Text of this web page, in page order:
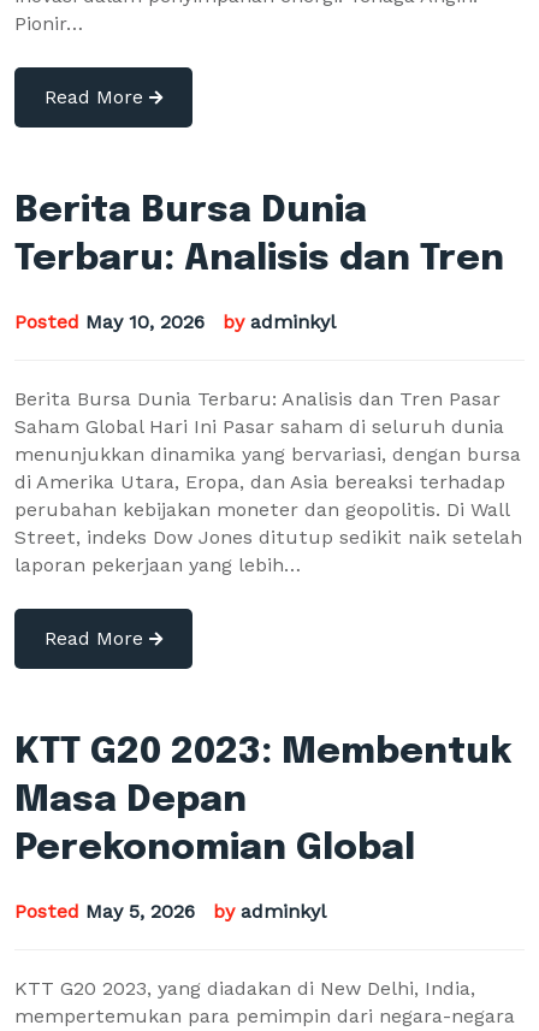
Pionir…
Read More
Berita Bursa Dunia
Terbaru: Analisis dan Tren
Posted May 10, 2026 by adminkyl
Berita Bursa Dunia Terbaru: Analisis dan Tren Pasar
Saham Global Hari Ini Pasar saham di seluruh dunia
menunjukkan dinamika yang bervariasi, dengan bursa
di Amerika Utara, Eropa, dan Asia bereaksi terhadap
perubahan kebijakan moneter dan geopolitis. Di Wall
Street, indeks Dow Jones ditutup sedikit naik setelah
laporan pekerjaan yang lebih…
Read More
KTT G20 2023: Membentuk
Masa Depan
Perekonomian Global
Posted May 5, 2026 by adminkyl
KTT G20 2023, yang diadakan di New Delhi, India,
mempertemukan para pemimpin dari negara-negara